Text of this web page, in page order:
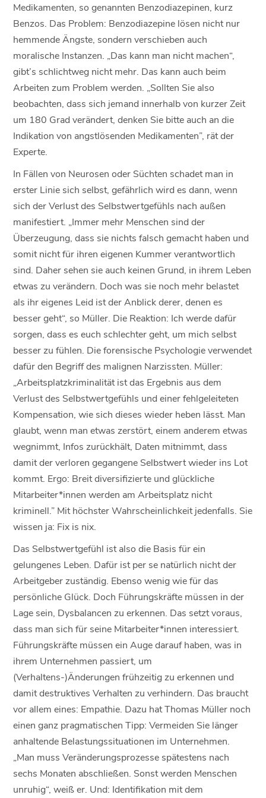
Medikamenten, so genannten Benzodiazepinen, kurz
Benzos. Das Problem: Benzodiazepine lösen nicht nur
hemmende Ängste, sondern verschieben auch
moralische Instanzen. „Das kann man nicht machen“,
gibt’s schlichtweg nicht mehr. Das kann auch beim
Arbeiten zum Problem werden. „Sollten Sie also
beobachten, dass sich jemand innerhalb von kurzer Zeit
um 180 Grad verändert, denken Sie bitte auch an die
Indikation von angstlösenden Medikamenten”, rät der
Experte.
In Fällen von Neurosen oder Süchten schadet man in
erster Linie sich selbst, gefährlich wird es dann, wenn
sich der Verlust des Selbstwertgefühls nach außen
manifestiert. „Immer mehr Menschen sind der
Überzeugung, dass sie nichts falsch gemacht haben und
somit nicht für ihren eigenen Kummer verantwortlich
sind. Daher sehen sie auch keinen Grund, in ihrem Leben
etwas zu verändern. Doch was sie noch mehr belastet
als ihr eigenes Leid ist der Anblick derer, denen es
besser geht“, so Müller. Die Reaktion: Ich werde dafür
sorgen, dass es euch schlechter geht, um mich selbst
besser zu fühlen. Die forensische Psychologie verwendet
dafür den Begriff des malignen Narzissten. Müller:
„Arbeitsplatzkriminalität ist das Ergebnis aus dem
Verlust des Selbstwertgefühls und einer fehlgeleiteten
Kompensation, wie sich dieses wieder heben lässt. Man
glaubt, wenn man etwas zerstört, einem anderem etwas
wegnimmt, Infos zurückhält, Daten mitnimmt, dass
damit der verloren gegangene Selbstwert wieder ins Lot
kommt. Ergo: Breit diversifizierte und glückliche
Mitarbeiter*innen werden am Arbeitsplatz nicht
kriminell.” Mit höchster Wahrscheinlichkeit jedenfalls. Sie
wissen ja: Fix is nix.
Das Selbstwertgefühl ist also die Basis für ein
gelungenes Leben. Dafür ist per se natürlich nicht der
Arbeitgeber zuständig. Ebenso wenig wie für das
persönliche Glück. Doch Führungskräfte müssen in der
Lage sein, Dysbalancen zu erkennen. Das setzt voraus,
dass man sich für seine Mitarbeiter*innen interessiert.
Führungskräfte müssen ein Auge darauf haben, was in
ihrem Unternehmen passiert, um
(Verhaltens-)Änderungen frühzeitig zu erkennen und
damit destruktives Verhalten zu verhindern. Das braucht
vor allem eines: Empathie. Dazu hat Thomas Müller noch
einen ganz pragmatischen Tipp: Vermeiden Sie länger
anhaltende Belastungssituationen im Unternehmen.
„Man muss Veränderungsprozesse spätestens nach
sechs Monaten abschließen. Sonst werden Menschen
unruhig“, weiß er. Und: Identifikation mit dem